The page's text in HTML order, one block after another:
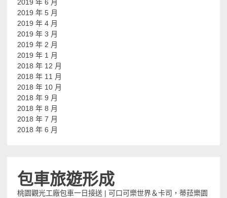
2019 年 6 月
2019 年 5 月
2019 年 4 月
2019 年 3 月
2019 年 2 月
2019 年 1 月
2018 年 12 月
2018 年 11 月
2018 年 10 月
2018 年 9 月
2018 年 8 月
2018 年 7 月
2018 年 6 月
包車旅遊形成
桃園觀光工廠包車一日接送 | 可口可樂世界＆卡司，蒂菈樂園